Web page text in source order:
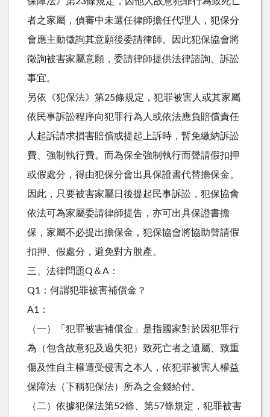
者之家屬，偵審中未選任律師擔任代理人，犯保分
會應主動徵詢其意願後委請律師。因此犯保協會將
徵詢被害家屬意願，委請律師提供法律諮詢、訴訟
事宜。
另依《犯保法》第25條規定，犯罪被害人或其家屬
依民事訴訟程序向犯罪行為人或依法應負賠償責任
人起訴請求損害賠償或提起上訴時，暫免繳納訴訟
費、強制執行費。而為保全強制執行而聲請假扣押
或假處分，得由犯保分會出具保證書代替擔保金。
因此，只要被害家屬日後提起民事訴訟，犯保協會
依法可為家屬委請律師提告，亦可出具保證書擔
保，家屬不必提出擔保金，犯保協會將協助聲請假
扣押、假處分，避免對方脫產。
三、法律問題Q＆A：
Q1：何謂犯罪被害補償金？
A1：
（一）「犯罪被害補償金」是指國家對於因犯罪行
為（包含故意犯及過失犯）致死亡者之遺屬、致重
傷及性自主權遭受侵害之本人，依犯罪被害人權益
保障法（下稱犯保法）所為之金錢給付。
（二）依據犯保法第52條、第57條規定，犯罪被害